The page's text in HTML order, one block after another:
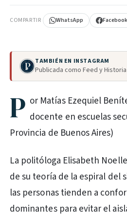
COMPARTIR WhatsApp Facebook
TAMBIÉN EN INSTAGRAM
Publicada como Feed y
P or Matías Ezequiel
docente en escuelas
Provincia de Buenos Aires)
La politóloga Elisabeth
de su teoría de la espiral del
las personas tienden a
dominantes para evitar el